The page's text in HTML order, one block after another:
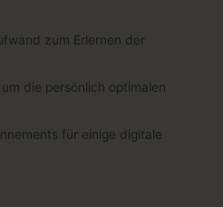
zum Erlernen der
die persönlich optimalen
für einige digitale